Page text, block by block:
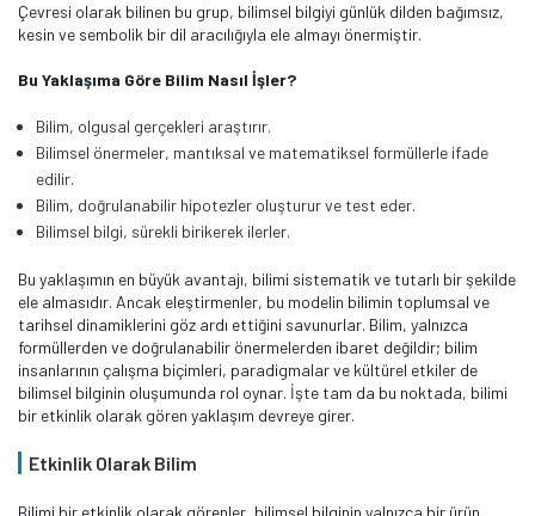
Çevresi olarak bilinen bu grup, bilimsel bilgiyi günlük dilden bağımsız,
kesin ve sembolik bir dil aracılığıyla ele almayı önermiştir​.
Bu Yaklaşıma Göre Bilim Nasıl İşler?
Bilim, olgusal gerçekleri araştırır.
Bilimsel önermeler, mantıksal ve matematiksel formüllerle ifade
edilir.
Bilim, doğrulanabilir hipotezler oluşturur ve test eder.
Bilimsel bilgi, sürekli birikerek ilerler.
Bu yaklaşımın en büyük avantajı, bilimi sistematik ve tutarlı bir şekilde
ele almasıdır. Ancak eleştirmenler, bu modelin bilimin toplumsal ve
tarihsel dinamiklerini göz ardı ettiğini savunurlar. Bilim, yalnızca
formüllerden ve doğrulanabilir önermelerden ibaret değildir; bilim
insanlarının çalışma biçimleri, paradigmalar ve kültürel etkiler de
bilimsel bilginin oluşumunda rol oynar. İşte tam da bu noktada, bilimi
bir etkinlik olarak gören yaklaşım devreye girer.
Etkinlik Olarak Bilim
Bilimi bir etkinlik olarak görenler, bilimsel bilginin yalnızca bir ürün